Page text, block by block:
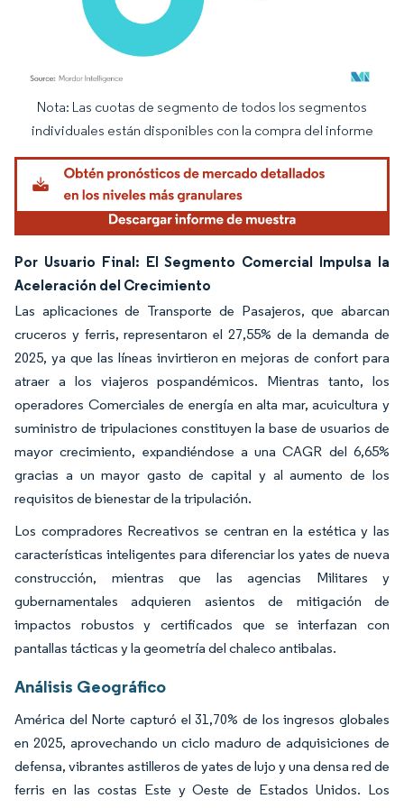
Imagen © Mordor Intelligence. El uso requiere atribución según CC BY 4.0.
Nota: Las cuotas de segmento de todos los segmentos
individuales están disponibles con la compra del informe
Por Usuario Final: El Segmento Comercial Impulsa la
Aceleración del Crecimiento
Las aplicaciones de Transporte de Pasajeros, que abarcan
cruceros y ferris, representaron el 27,55% de la demanda de
2025, ya que las líneas invirtieron en mejoras de confort para
atraer a los viajeros pospandémicos. Mientras tanto, los
operadores Comerciales de energía en alta mar, acuicultura y
suministro de tripulaciones constituyen la base de usuarios de
mayor crecimiento, expandiéndose a una CAGR del 6,65%
gracias a un mayor gasto de capital y al aumento de los
requisitos de bienestar de la tripulación.
Los compradores Recreativos se centran en la estética y las
características inteligentes para diferenciar los yates de nueva
construcción, mientras que las agencias Militares y
gubernamentales adquieren asientos de mitigación de
impactos robustos y certificados que se interfazan con
pantallas tácticas y la geometría del chaleco antibalas.
Análisis Geográfico
América del Norte capturó el 31,70% de los ingresos globales
en 2025, aprovechando un ciclo maduro de adquisiciones de
defensa, vibrantes astilleros de yates de lujo y una densa red de
ferris en las costas Este y Oeste de Estados Unidos. Los